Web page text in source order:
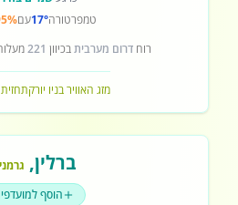
טמפרטורה17°עם
רוחדרום מערביתבכיוון 221
מזג האוויר בניו יורק
ברלין,
הוסף